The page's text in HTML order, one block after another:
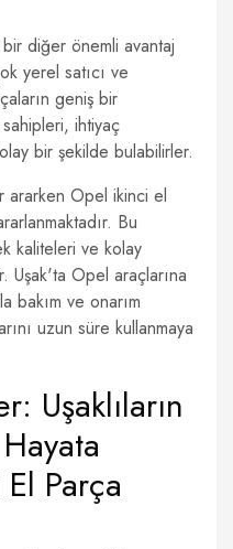
diğer önemli avantaj
yerel satıcı ve
geniş bir
ihtiyaç
bir şekilde bulabilirler.
ararken Opel ikinci el
Bu
kaliteleri ve kolay
Uşak'ta Opel araçlarına
bakım ve onarım
uzun süre kullanmaya
Uşaklıların
Parça